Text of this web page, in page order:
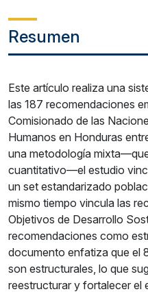
Resumen
Este artículo realiza una
las 187 recomendaciones
Comisionado de las
Humanos en Honduras
una metodología
cuantitativo—el estudio
un set estandarizado
mismo tiempo vincula las
Objetivos de Desarrollo
recomendaciones como
documento enfatiza que el
son estructurales, lo que
reestructurar y fortalecer el